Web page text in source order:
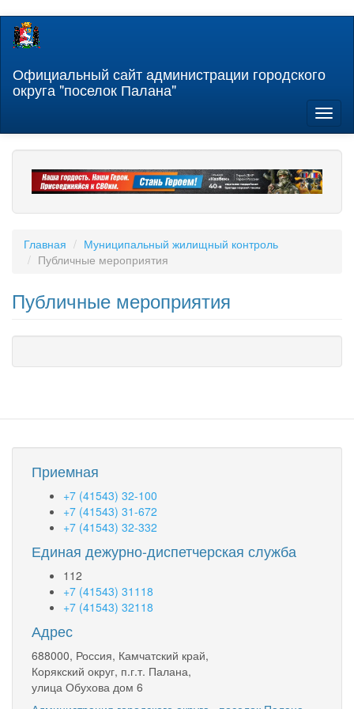
Перейти
содержанию
Официальный сайт администрации городского
округа "поселок Палана"
Главная
Муниципальный жилищный контроль
Публичные мероприятия
Публичные мероприятия
Приемная
+7 (41543) 32-100
+7 (41543) 31-672
+7 (41543) 32-332
Единая дежурно-диспетчерская служба
112
+7 (41543) 31118
+7 (41543) 32118
Адрес
688000, Россия, Камчатский край,
Корякский округ, п.г.т. Палана,
улица Обухова дом 6